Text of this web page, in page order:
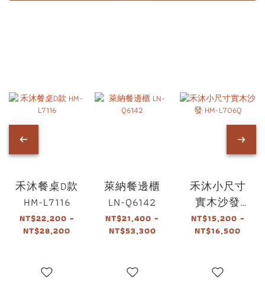
禾沐餐桌D款
HM-L7116
NT$22,200 ~
NT$28,200
萊納餐邊櫃
LN-Q6142
NT$21,400 ~
NT$53,300
禾沐小尺寸
實木沙發
HM-L706Q
NT$15,200 ~
NT$16,500